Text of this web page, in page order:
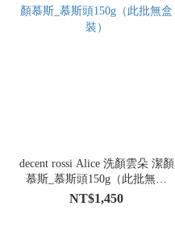
decent rossi Alice 洗顏雲朵 潔顏
慕斯_慕斯頭150g（此批無盒
裝）
NT$1,450